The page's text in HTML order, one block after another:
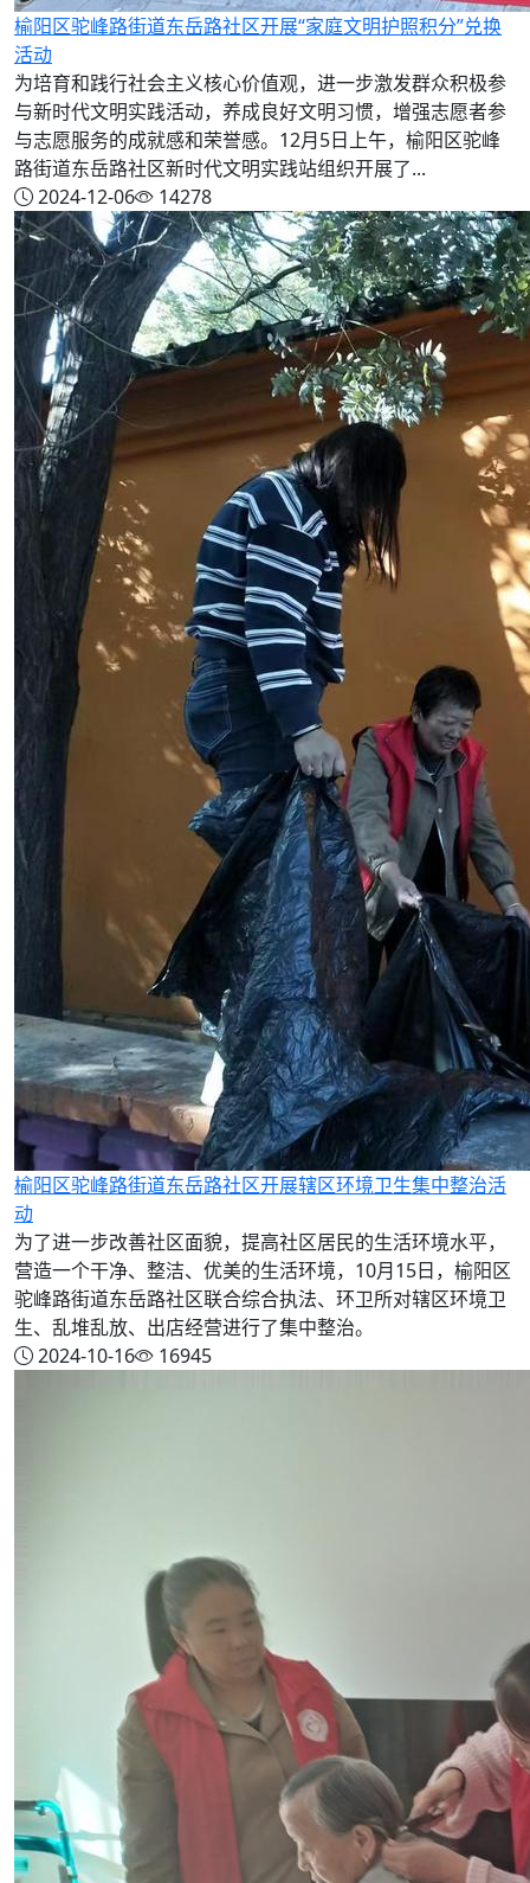
榆阳区驼峰路街道东岳路社区开展“家庭文明护照积分”兑换
活动
为培育和践行社会主义核心价值观，进一步激发群众积极参
与新时代文明实践活动，养成良好文明习惯，增强志愿者参
与志愿服务的成就感和荣誉感。12月5日上午，榆阳区驼峰
路街道东岳路社区新时代文明实践站组织开展了...
2024-12-06
14278
榆阳区驼峰路街道东岳路社区开展辖区环境卫生集中整治活
动
为了进一步改善社区面貌，提高社区居民的生活环境水平，
营造一个干净、整洁、优美的生活环境，10月15日，榆阳区
驼峰路街道东岳路社区联合综合执法、环卫所对辖区环境卫
生、乱堆乱放、出店经营进行了集中整治。
2024-10-16
16945